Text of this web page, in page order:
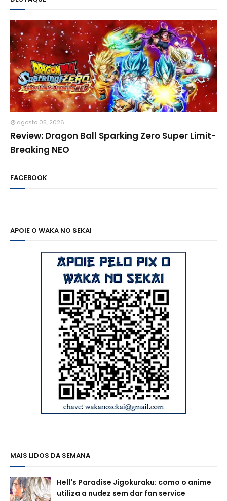
agosto 05, 2026
Review: Dragon Ball Sparking Zero Super Limit-
Breaking NEO
FACEBOOK
APOIE O WAKA NO SEKAI
MAIS LIDOS DA SEMANA
Hell's Paradise Jigokuraku: como o anime
utiliza a nudez sem dar fan service